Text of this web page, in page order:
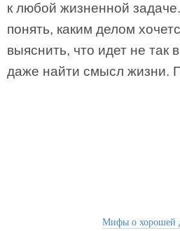
к любой жизненной
понять, каким делом
выяснить, что идет не так
даже найти смысл жизни.
Мифы о хорошей